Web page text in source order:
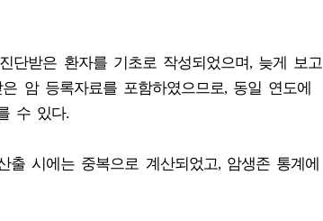
단받은 환자를 기초로 작성되었으며, 늦게 보고
암 등록자료를 포함하였으므로, 동일 연도에
수 있다.
시에는 중복으로 계산되었고, 암생존 통계에